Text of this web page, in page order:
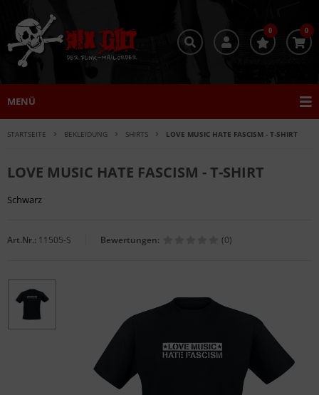
0 0
MENÜ
STARTSEITE BEKLEIDUNG SHIRTS LOVE MUSIC HATE FASCISM - T-SHIRT
LOVE MUSIC HATE FASCISM - T-SHIRT
Schwarz
Art.Nr.: 11505-S Bewertungen: (0)